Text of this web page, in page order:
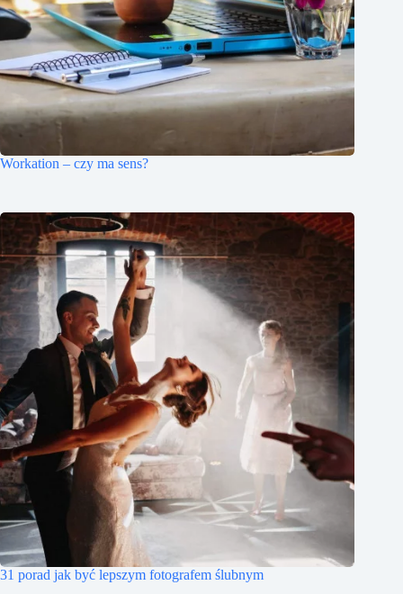
Workation – czy ma sens?
31 porad jak być lepszym fotografem ślubnym